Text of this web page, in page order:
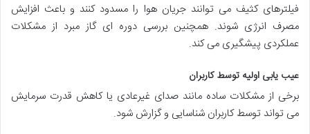
فیلترهای کثیف می توانند جریان هوا را مسدود کنند و باعث افزایش
مصرف انرژی شوند. همچنین بررسی دوره ای گاز مبرد از مشکلات
عملکردی پیشگیری می کند.
عیب یابی اولیه توسط کاربران
برخی از مشکلات ساده مانند صدای غیرعادی یا کاهش قدرت سرمایش
می تواند توسط کاربران شناسایی و گزارش شود.